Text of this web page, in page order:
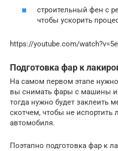
строительный фен с
чтобы ускорить
https://youtube.com/
Подготовка фар к
На самом первом этапе
вы снимать фары с машины
тогда нужно будет заклеить
скотчем, чтобы не испортить
автомобиля.
Поэтапно подготовка фар к